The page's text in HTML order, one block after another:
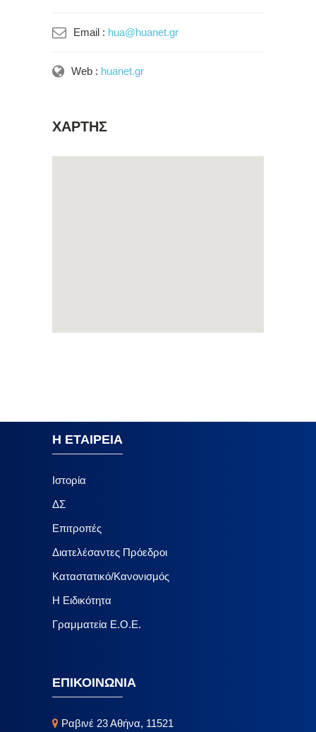
Email : hua@huanet.gr
Web : huanet.gr
ΧΑΡΤΗΣ
Η ΕΤΑΙΡΕΙΑ
Ιστορία
ΔΣ
Επιτροπές
Διατελέσαντες Πρόεδροι
Καταστατικό/Κανονισμός
Η Ειδικότητα
Γραμματεία Ε.Ο.Ε.
ΕΠΙΚΟΙΝΩΝΙΑ
Ραβινέ 23 Αθήνα, 11521